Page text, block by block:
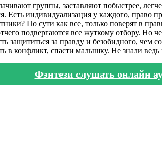
группы, заставляют побыстрее,
индивидуализация у каждого, право
По сути как все, только поверят в
подвергаются все жуткому отбору. Но
защититься за правду и безобидного, чем
в конфликт, спасти малышку. Не знали
Фэнтези слушать онлайн